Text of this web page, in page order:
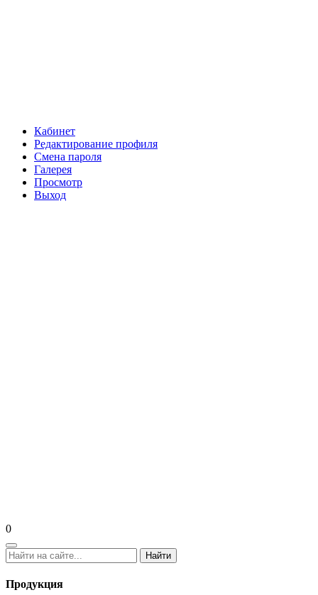
Кабинет
Редактирование профиля
Смена пароля
Галерея
Просмотр
Выход
0
Найти
Продукция